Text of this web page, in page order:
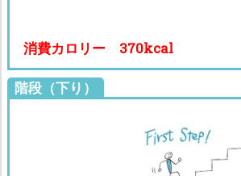
消費カロリー 370kcal
階段（下り）